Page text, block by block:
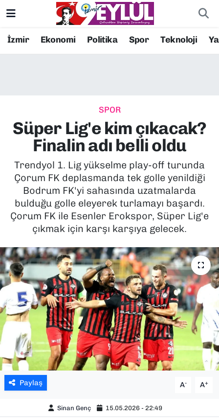
İzmir Ekonomi Politika Spor Teknoloji
SPOR
Süper Lig'e kim çıkacak?
Finalin adı belli oldu
Trendyol 1. Lig yükselme play-off turunda
Çorum FK deplasmanda tek golle yenildiği
Bodrum FK'yi sahasında uzatmalarda
bulduğu golle eleyerek turlamayı başardı.
Çorum FK ile Esenler Erokspor, Süper Lig'e
çıkmak için karşı karşıya gelecek.
Paylaş A- A+
Sinan Genç 15.05.2026 - 22:49
Resmi İlanlar
EKONOMİ
KÜLTÜR SANAT
MAGAZİN
POLİTİKA
SAĞLIK
SPOR
TEKNOLOJİ
YAŞAM
YEREL YÖNETİMLER
Konak Nöbetçi Eczaneler
Süper Lig Puan Durumu ve Fikstür
Tüm Manşetler
Son Dakika Haberleri
Haber Arşivi